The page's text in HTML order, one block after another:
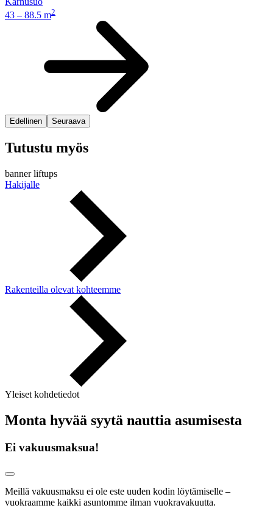
43 – 88.5 m2
Edellinen Seuraava
Tutustu myös
banner liftups
Hakijalle
Rakenteilla olevat kohteemme
Yleiset kohdetiedot
Monta hyvää syytä nauttia asumisesta
Ei vakuusmaksua!
Meillä vakuusmaksu ei ole este uuden kodin löytämiselle –
vuokraamme kaikki asuntomme ilman vuokravakuutta.